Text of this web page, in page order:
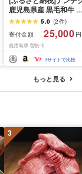
鹿児島県産 黒毛和牛
ースステーキ 4枚・計
5.0 (2件)
寄付金額
25,000
鹿児島県 曽於市
3サイトで比較
もっと見る
3